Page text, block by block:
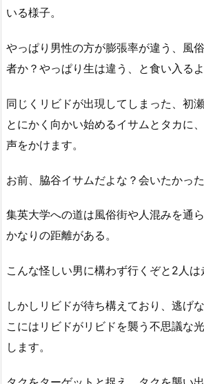
いる様子。
やっぱり男性の方が膨張率が違う、風
者か？やっぱり生は違う、と食い入る
同じくリビドが出現してしまった、初
とにかく向かい始めるイサムとタカに
声をかけます。
お前、脇谷イサムだよな？会いたかった
集英大学への道は風俗街や人混みを通
かなりの距離がある。
こんな怪しい男に構わず行くぞと2人は
しかしリビドが待ち構えており、逃げ
こにはリビドがリビドを襲う不思議な
します。